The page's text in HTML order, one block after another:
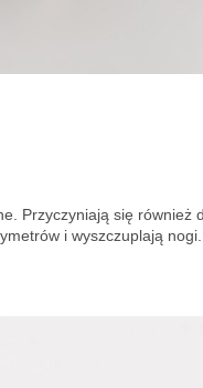
Przyczyniają się również
i wyszczuplają nogi.